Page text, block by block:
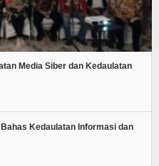
Media Siber dan Kedaulatan
Kedaulatan Informasi dan